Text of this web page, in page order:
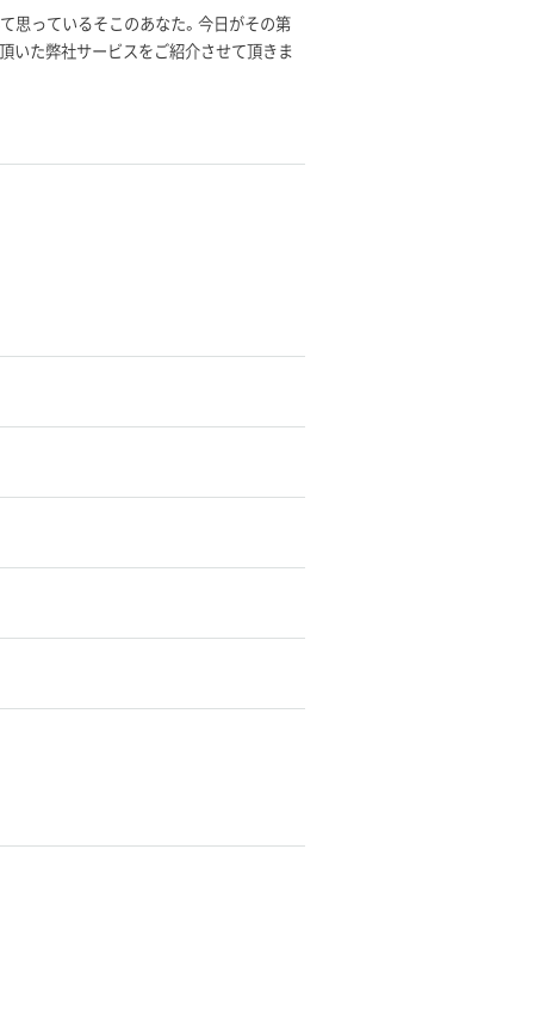
思っているそこのあなた。今日がその第
いた弊社サービスをご紹介させて頂きま